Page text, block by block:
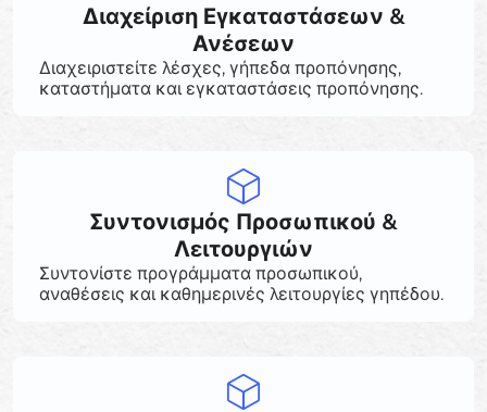
Διαχείριση Εγκαταστάσεων &
Ανέσεων
Διαχειριστείτε λέσχες, γήπεδα προπόνησης,
καταστήματα και εγκαταστάσεις προπόνησης.
Συντονισμός Προσωπικού &
Λειτουργιών
Συντονίστε προγράμματα προσωπικού,
αναθέσεις και καθημερινές λειτουργίες γηπέδου.